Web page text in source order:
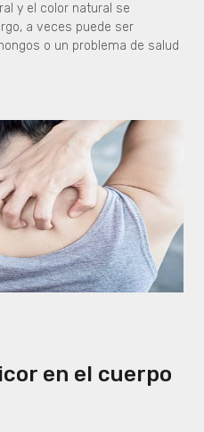
y el color natural se
a veces puede ser
o un problema de salud
en el cuerpo